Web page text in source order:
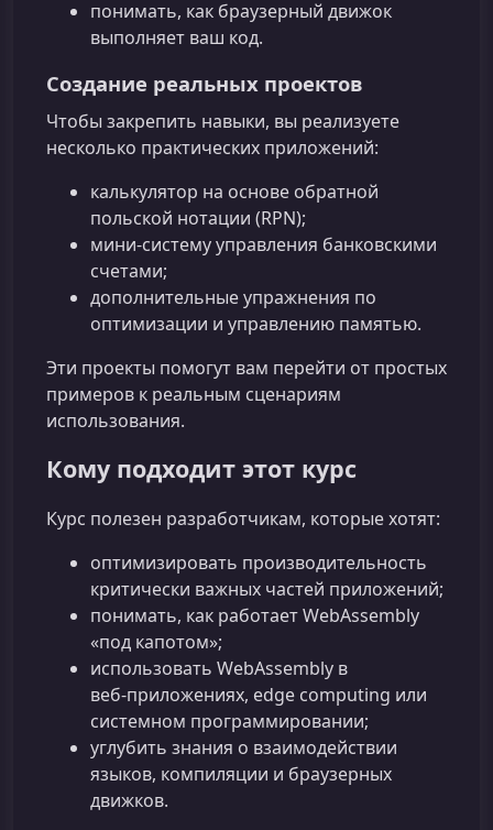
понимать, как браузерный движок
выполняет ваш код.
Создание реальных проектов
Чтобы закрепить навыки, вы реализуете
несколько практических приложений:
калькулятор на основе обратной
польской нотации (RPN);
мини‑систему управления банковскими
счетами;
дополнительные упражнения по
оптимизации и управлению памятью.
Эти проекты помогут вам перейти от простых
примеров к реальным сценариям
использования.
Кому подходит этот курс
Курс полезен разработчикам, которые хотят:
оптимизировать производительность
критически важных частей приложений;
понимать, как работает WebAssembly
«под капотом»;
использовать WebAssembly в
веб‑приложениях, edge computing или
системном программировании;
углубить знания о взаимодействии
языков, компиляции и браузерных
движков.